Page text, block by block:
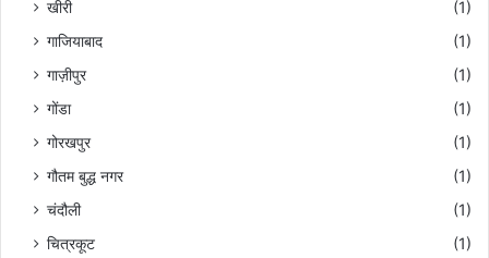
खीरी
(1)
गाजियाबाद
(1)
गाज़ीपुर
(1)
गोंडा
(1)
गोरखपुर
(1)
गौतम बुद्ध नगर
(1)
चंदौली
(1)
चित्रकूट
(1)